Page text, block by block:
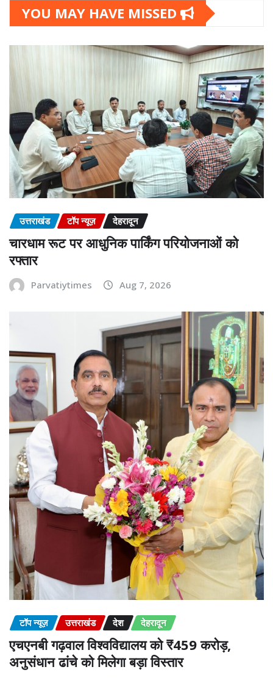
YOU MAY HAVE MISSED
उत्तराखंड टॉप न्यूज़ देहरादून
चारधाम रूट पर आधुनिक पार्किंग परियोजनाओं को
रफ्तार
Parvatiytimes Aug 7, 2026
टॉप न्यूज़ उत्तराखंड देश देहरादून
एचएनबी गढ़वाल विश्वविद्यालय को ₹459 करोड़,
अनुसंधान ढांचे को मिलेगा बड़ा विस्तार